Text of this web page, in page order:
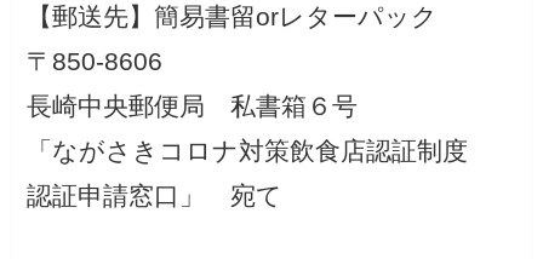
【郵送先】簡易書留orレターパック
〒850-8606
長崎中央郵便局 私書箱６号
「ながさきコロナ対策飲食店認証制度
認証申請窓口」 宛て